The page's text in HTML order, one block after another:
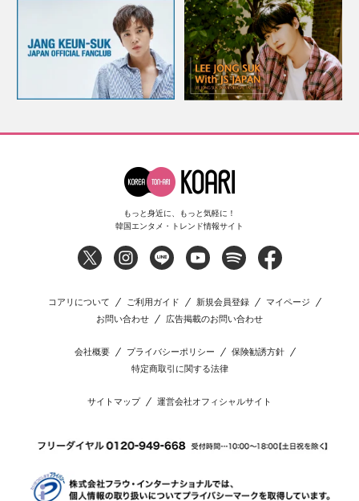
もっと身近に、もっと気軽に！
韓国エンタメ・トレンド情報サイト
コアリについて ご利用ガイド 新規会員登録
マイページ
お問い合わせ
広告掲載のお問い合わせ
会社概要 プライバシーポリシー
保険勧誘方針
特定商取引に関する法律
サイトマップ 運営会社オフィシャルサイト